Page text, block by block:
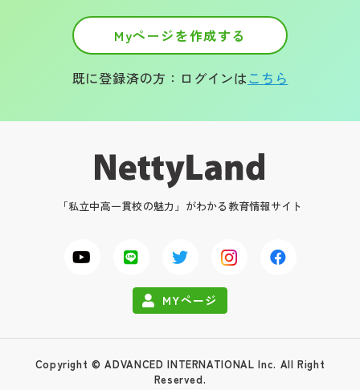
Myページを作成する
既に登録済の方：ログインはこちら
「私立中高一貫校の魅力」がわかる教育情報サイト
MYページ
Copyright © ADVANCED INTERNATIONAL Inc. All Right
Reserved.